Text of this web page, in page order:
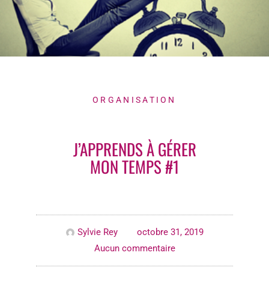
ORGANISATION
J’APPRENDS À GÉRER
MON TEMPS #1
Sylvie Rey
octobre 31, 2019
Aucun commentaire